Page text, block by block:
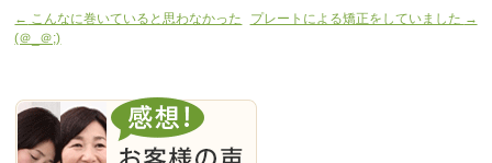
← こんなに巻いていると思わなかった
(＠_＠;)
プレートによる矯正をしていました →